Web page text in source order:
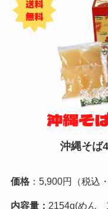
沖縄そば
価格：5,900円（税込
内容量： 2154g(めん